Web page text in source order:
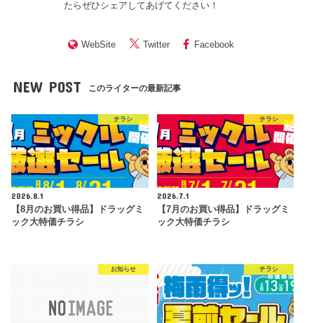
たらぜひシェアしてあげてください！
WebSite Twitter Facebook
NEW POST このライターの最新記事
チラシ
2026.8.1
【8月のお買い得品】ドラッグミ
ック大特価チラシ
チラシ
2026.7.1
【7月のお買い得品】ドラッグミ
ック大特価チラシ
お知らせ チラシ